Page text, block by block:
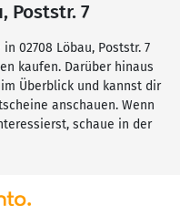
Poststr. 7
02708 Löbau, Poststr. 7
kaufen. Darüber hinaus
im Überblick und kannst dir
anschauen. Wenn
schaue in der